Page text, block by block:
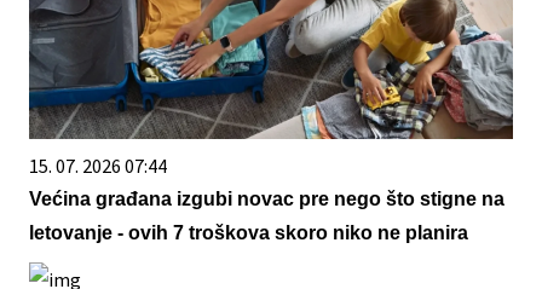
15. 07. 2026 07:44
Većina građana izgubi novac pre nego što stigne na
letovanje - ovih 7 troškova skoro niko ne planira